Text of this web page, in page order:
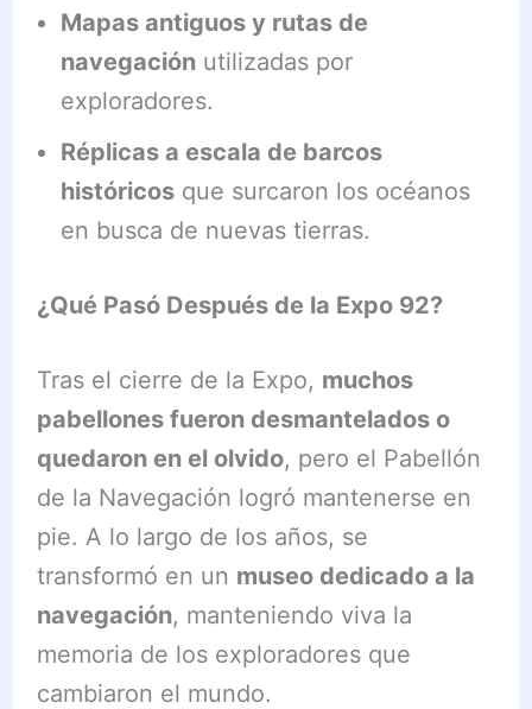
Mapas antiguos y rutas de
navegaciónutilizadas por
exploradores.
Réplicas a escala de barcos
históricosque surcaron los océanos
en busca de nuevas tierras.
¿Qué Pasó Después de la Expo 92?
Tras el cierre de la Expo, muchos
pabellones fueron desmantelados o
quedaron en el olvido, pero el Pabellón
de la Navegación logró mantenerse en
pie. A lo largo de los años, se
transformó en un museo dedicado a la
navegación, manteniendo viva la
memoria de los exploradores que
cambiaron el mundo.